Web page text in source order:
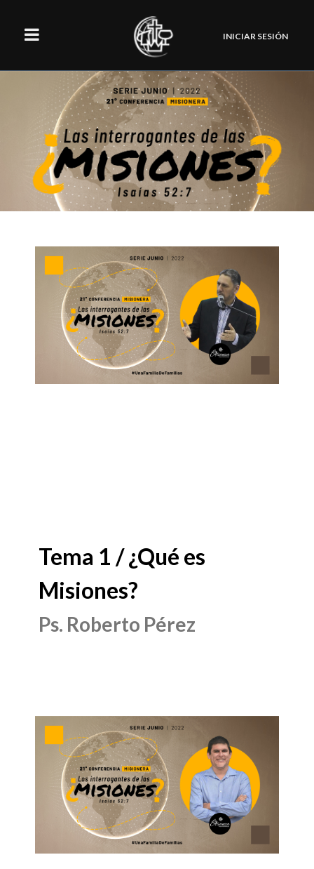
INICIAR SESIÓN
Tema 1 / ¿Qué es
Misiones?
Ps. Roberto Pérez